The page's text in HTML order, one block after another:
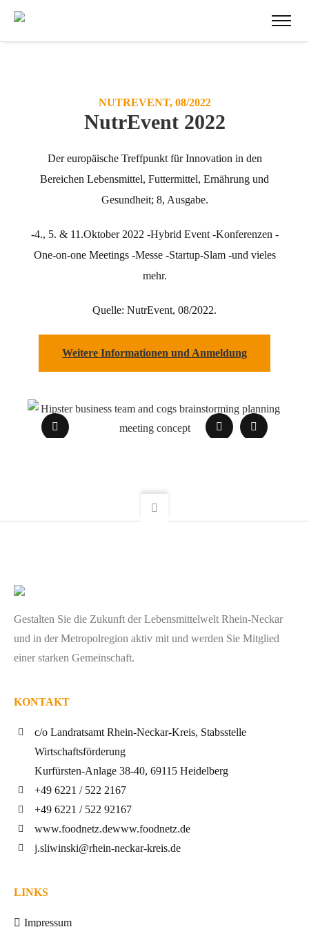
NUTREVENT, 08/2022
NutrEvent 2022
Der europäische Treffpunkt für Innovation in den
Bereichen Lebensmittel, Futtermittel, Ernährung und
Gesundheit; 8, Ausgabe.
-4., 5. & 11.Oktober 2022 -Hybrid Event-Konferenzen -
One-on-one Meetings-Messe-Startup-Slam-und vieles
mehr.
Quelle: NutrEvent, 08/2022.
Weitere Informationen und Anmeldung
Gestalten Sie die Zukunft der Lebensmittelwelt Rhein-Neckar
und in der Metropolregion aktiv mit und werden Sie Mitglied
einer starken Gemeinschaft.
KONTAKT
c/o Landratsamt Rhein-Neckar-Kreis, Stabsstelle
Wirtschaftsförderung
Kurfürsten-Anlage 38-40, 69115 Heidelberg
+49 6221 / 522 2167
+49 6221 / 522 92167
www.foodnetz.dewww.foodnetz.de
j.sliwinski@rhein-neckar-kreis.de
LINKS
Impressum